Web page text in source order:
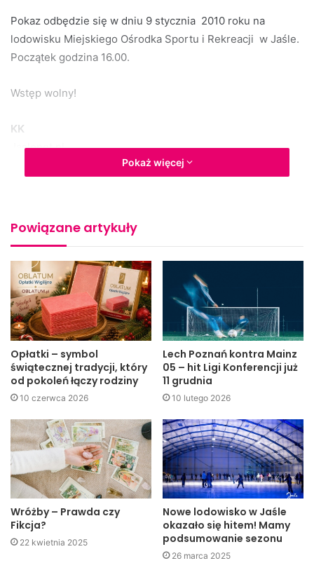
Pokaz odbędzie się w dniu 9 stycznia 2010 roku na
lodowisku Miejskiego Ośrodka Sportu i Rekreacji w Jaśle.
Początek godzina 16.00.
Wstęp wolny!
KK
Jaslonet.pl
Pokaż więcej
Powiązane artykuły
Opłatki – symbol
świątecznej tradycji, który
od pokoleń łączy rodziny
10 czerwca 2026
Lech Poznań kontra Mainz
05 – hit Ligi Konferencji już
11 grudnia
10 lutego 2026
Wróżby – Prawda czy
Fikcja?
22 kwietnia 2025
Nowe lodowisko w Jaśle
okazało się hitem! Mamy
podsumowanie sezonu
26 marca 2025